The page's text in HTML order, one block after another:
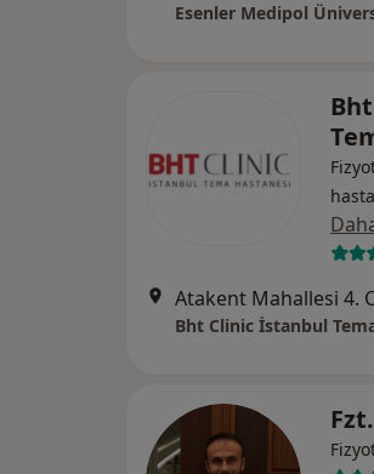
Esenler Medipol
Bht Clinic İstanbul